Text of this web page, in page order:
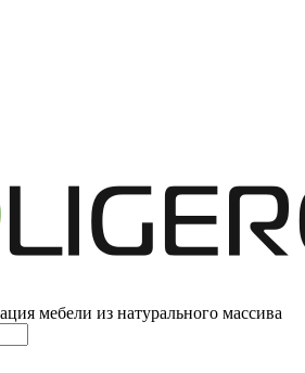
мебели из натурального массива